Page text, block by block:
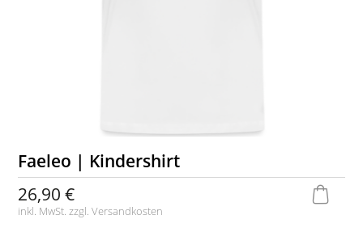
Faeleo | Kindershirt
26,90 €
inkl. MwSt. zzgl.Versandkosten